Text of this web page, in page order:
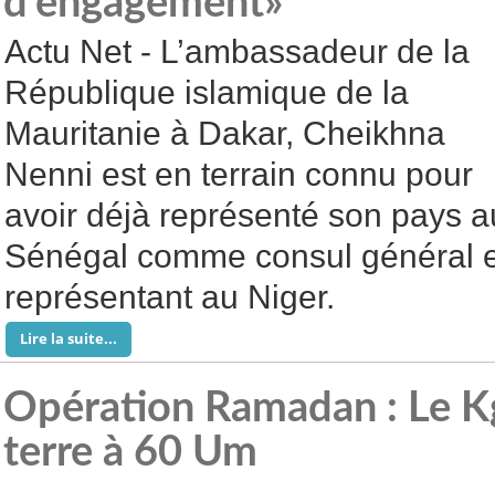
Actu Net - L’ambassadeur de la
République islamique de la
Mauritanie à Dakar, Cheikhna
Nenni est en terrain connu pour
avoir déjà représenté son pays
Sénégal comme consul général
représentant au Niger.
Lire la suite...
Opération Ramadan : Le
terre à 60 Um